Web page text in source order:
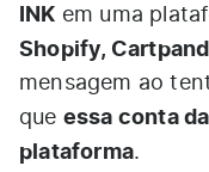
INK em uma
Shopify,
mensagem ao
que essa conta
plataforma.